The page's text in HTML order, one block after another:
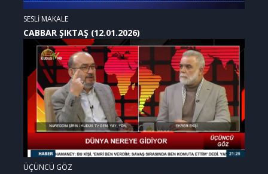
SESLİ MAKALE
CABBAR ŞIKTAŞ (12.01.2026)
ÜÇÜNCÜ GÖZ